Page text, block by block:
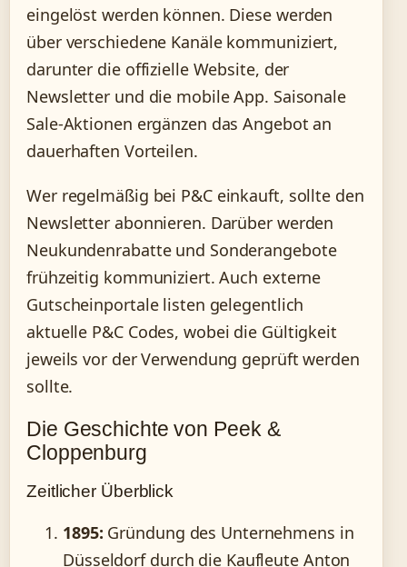
eingelöst werden können. Diese werden
über verschiedene Kanäle kommuniziert,
darunter die offizielle Website, der
Newsletter und die mobile App. Saisonale
Sale-Aktionen ergänzen das Angebot an
dauerhaften Vorteilen.
Wer regelmäßig bei P&C einkauft, sollte den
Newsletter abonnieren. Darüber werden
Neukundenrabatte und Sonderangebote
frühzeitig kommuniziert. Auch externe
Gutscheinportale listen gelegentlich
aktuelle P&C Codes, wobei die Gültigkeit
jeweils vor der Verwendung geprüft werden
sollte.
Die Geschichte von Peek &
Cloppenburg
Zeitlicher Überblick
1895: Gründung des Unternehmens in
Düsseldorf durch die Kaufleute Anton